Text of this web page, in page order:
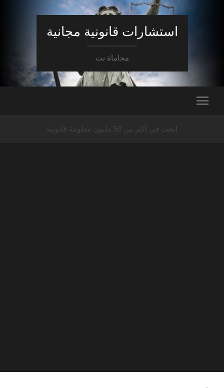
استشارات قانونية مجانية
محاماة نت
ابحث في أكثر من 50 مليون معلومة قانونية